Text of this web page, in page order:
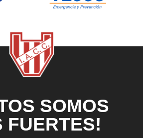
SOMOS
FUERTES!